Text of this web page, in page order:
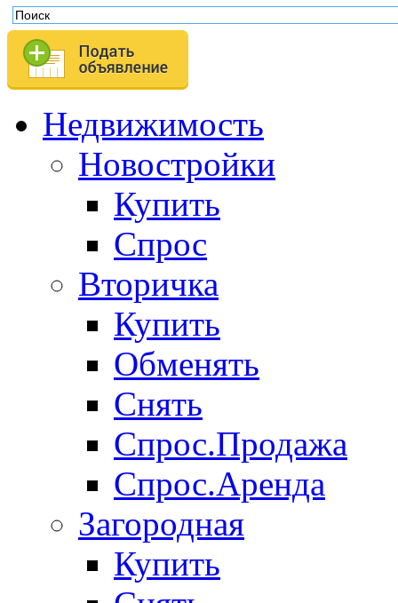
Недвижимость
Новостройки
Купить
Спрос
Вторичка
Купить
Обменять
Снять
Спрос.Продажа
Спрос.Аренда
Загородная
Купить